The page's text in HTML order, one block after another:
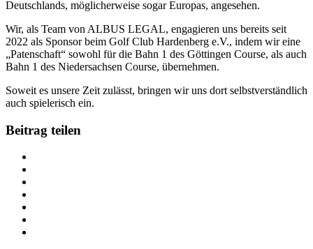
Deutschlands, möglicherweise sogar Europas, angesehen.
Wir, als Team von ALBUS LEGAL, engagieren uns bereits seit
2022 als Sponsor beim Golf Club Hardenberg e.V., indem wir eine
„Patenschaft“ sowohl für die Bahn 1 des Göttingen Course, als auch
Bahn 1 des Niedersachsen Course, übernehmen.
Soweit es unsere Zeit zulässt, bringen wir uns dort selbstverständlich
auch spielerisch ein.
Beitrag teilen